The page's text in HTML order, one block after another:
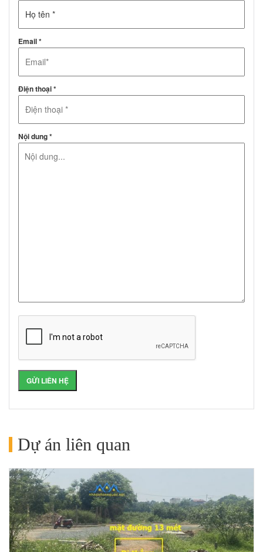
Email *
Điện thoại *
Nội dung *
Dự án liên quan